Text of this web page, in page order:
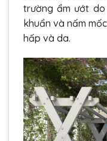
trường ẩm ướt
khuẩn và nấm
hấp và da.